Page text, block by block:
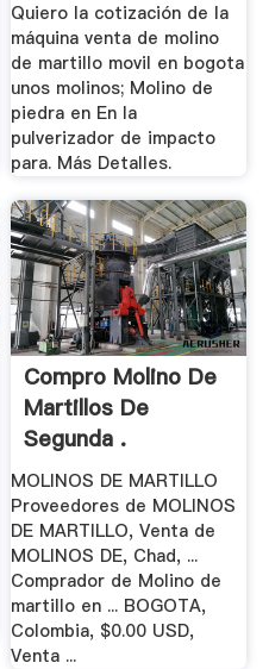
Quiero la cotización de la
máquina venta de molino
de martillo movil en bogota
unos molinos; Molino de
piedra en En la
pulverizador de impacto
para. Más Detalles.
Compro Molino De
Martillos De
Segunda .
MOLINOS DE MARTILLO
Proveedores de MOLINOS
DE MARTILLO, Venta de
MOLINOS DE, Chad, ...
Comprador de Molino de
martillo en ... BOGOTA,
Colombia, $0.00 USD,
Venta ...